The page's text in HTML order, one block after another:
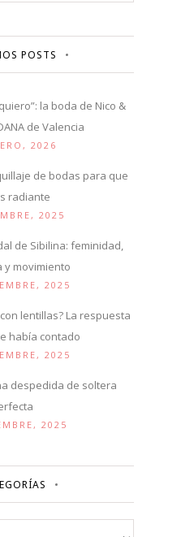
POSTS
la boda de Nico &
de Valencia
2026
de bodas para que
radiante
2025
de Sibilina: feminidad,
y movimiento
2025
lentillas? La respuesta
había contado
2025
despedida de soltera
2025